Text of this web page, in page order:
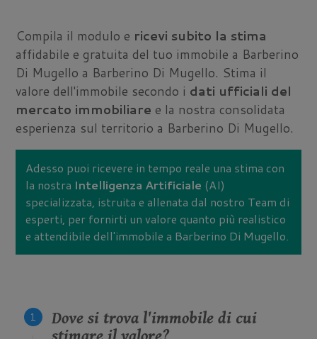
Compila il modulo e ricevi subito la stima
affidabile e gratuita del tuo immobile a Barberino
Di Mugello a Barberino Di Mugello. Stima il
valore dell'immobile secondo i dati ufficiali del
mercato immobiliare e la nostra consolidata
esperienza sul territorio a Barberino Di Mugello.
Adesso puoi ricevere in tempo reale una stima con
la nostra Intelligenza Artificiale (AI)
specializzata, istruita e allenata dal nostro Team di
esperti, per fornirti un valore quanto più realistico
e attendibile dell'immobile a Barberino Di Mugello.
Dove si trova l'immobile di cui